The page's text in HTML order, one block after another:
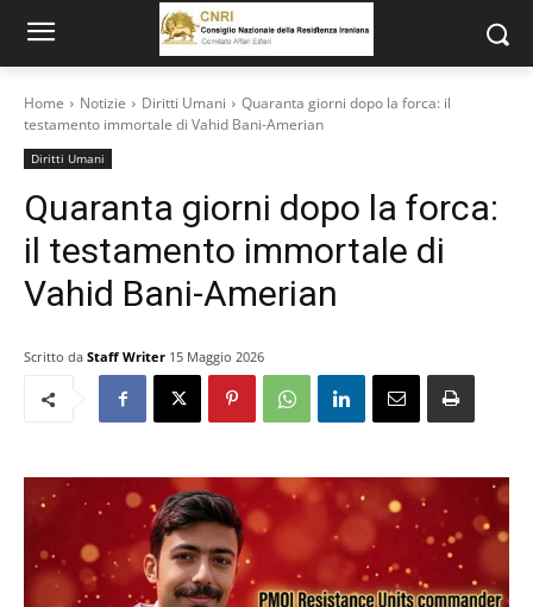
Home Notizie Diritti Umani
Quaranta giorni dopo la forca: il
testamento immortale di Vahid Bani-Amerian
Diritti Umani
Quaranta giorni dopo la forca:
il testamento immortale di
Vahid Bani-Amerian
Scritto da Staff Writer 15 Maggio 2026